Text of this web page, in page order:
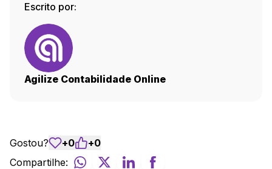
Escrito por:
Agilize Contabilidade Online
Gostou? +0 +0
Compartilhe: